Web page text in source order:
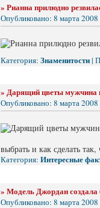
» Рианна прилюдно
Опубликовано: 8 марта 2008
Категория: Знаменитости|
» Дарящий цветы мужчина
Опубликовано: 8 марта 2008
выбрать и как сделать
Категория: Интересные
» Модель Джордан
Опубликовано: 8 марта 2008